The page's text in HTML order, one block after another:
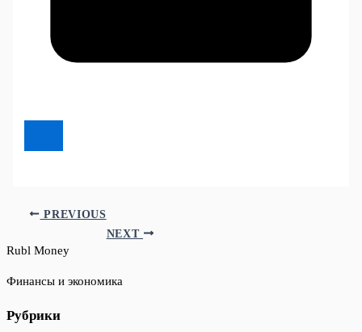
PREVIOUS
NEXT
Rubl Money
Финансы и экономика
Рубрики